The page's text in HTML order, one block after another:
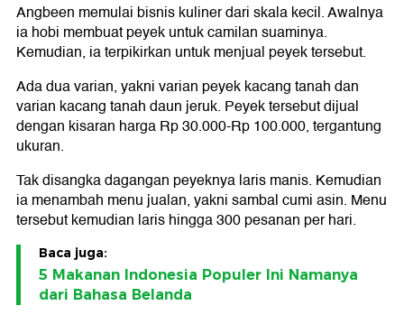
Angbeen memulai bisnis kuliner dari skala kecil. Awalnya
ia hobi membuat peyek untuk camilan suaminya.
Kemudian, ia terpikirkan untuk menjual peyek tersebut.
Ada dua varian, yakni varian peyek kacang tanah dan
varian kacang tanah daun jeruk. Peyek tersebut dijual
dengan kisaran harga Rp 30.000-Rp 100.000, tergantung
ukuran.
Tak disangka dagangan peyeknya laris manis. Kemudian
ia menambah menu jualan, yakni sambal cumi asin. Menu
tersebut kemudian laris hingga 300 pesanan per hari.
Baca juga:
5 Makanan Indonesia Populer Ini Namanya
dari Bahasa Belanda